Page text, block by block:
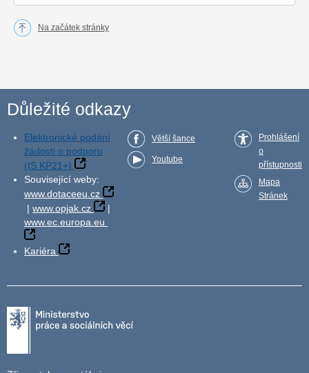
Na začátek stránky
Důležité odkazy
Elektronické podání
žádosti o podporu
(IS KP21+)
Související weby:
www.dotaceeu.cz
| www.opjak.cz
|
www.ec.europa.eu
Kariéra
Větší šance
Youtube
Prohlášení
o
přístupnosti
Mapa
Stránek